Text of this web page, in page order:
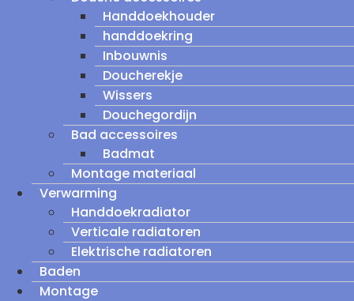
Handdoekhouder
handdoekring
Inbouwnis
Doucherekje
Wissers
Douchegordijn
Bad accessoires
Badmat
Montage materiaal
Verwarming
Handdoekradiator
Verticale radiatoren
Elektrische radiatoren
Baden
Montage